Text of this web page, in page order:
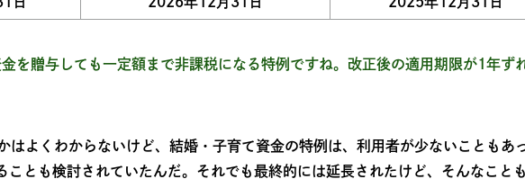
を贈与しても一定額まで非課税になる特例ですね。改正後の適用期限が1年ず
はよくわからないけど、結婚・子育て資金の特例は、利用者が少ないこともあ
とも検討されていたんだ。それでも最終的には延長されたけど、そんなこと